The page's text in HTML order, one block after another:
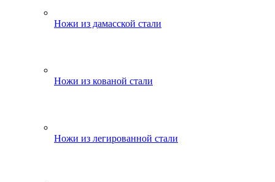
Ножи из дамасской стали
Ножи из кованой стали
Ножи из легированной стали